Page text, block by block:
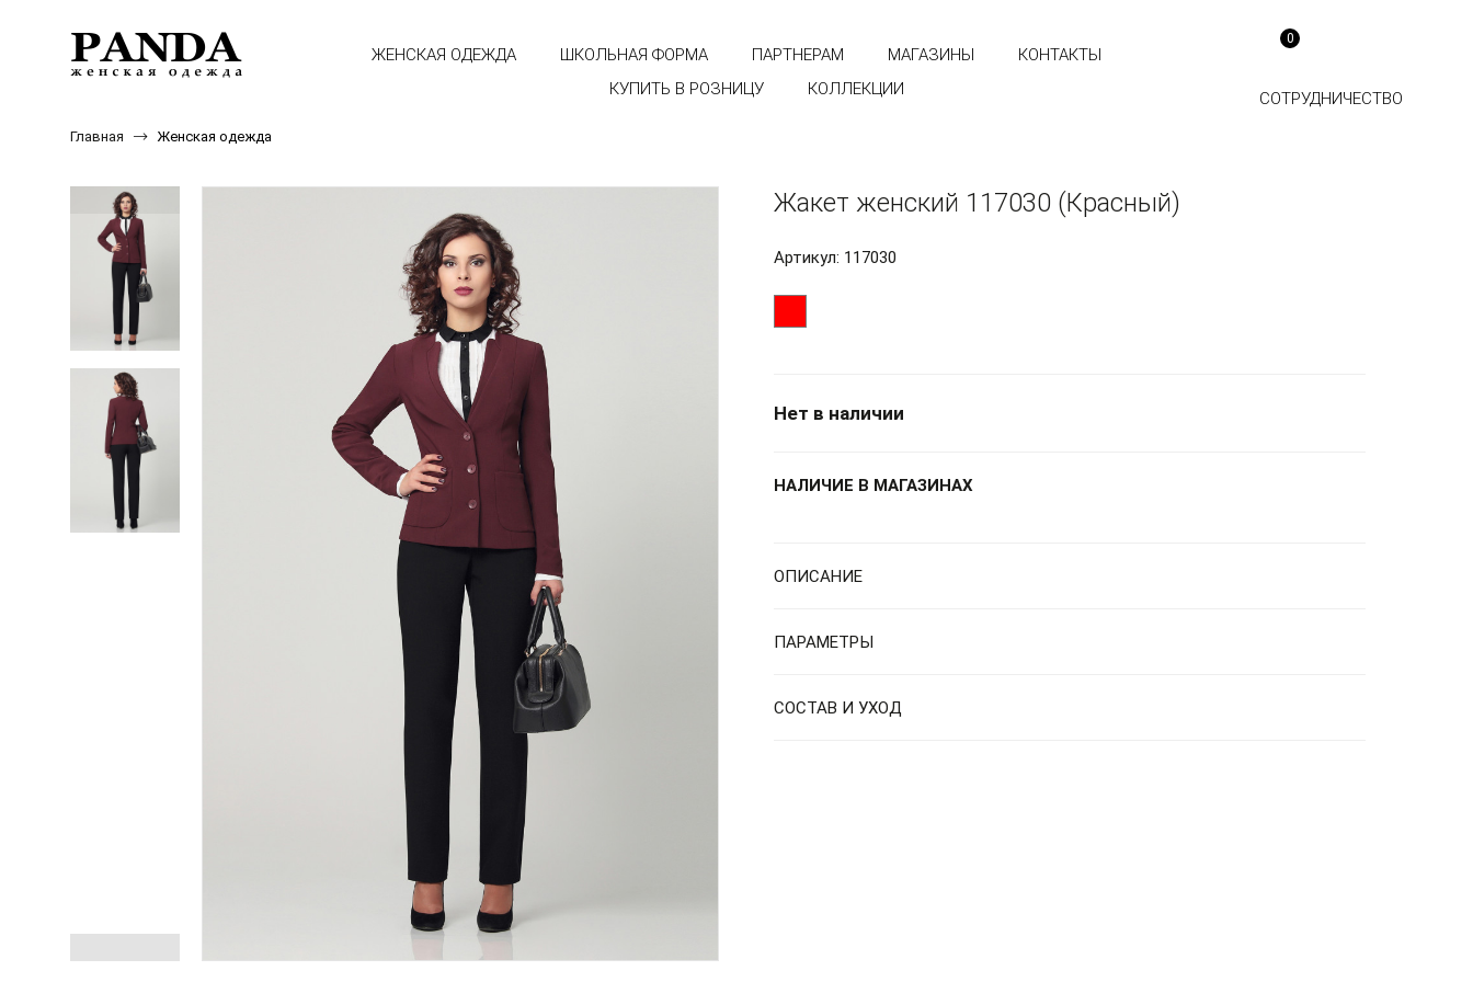
0
СОТРУДНИЧЕСТВО
ЖЕНСКАЯ ОДЕЖДА ШКОЛЬНАЯ ФОРМА ПАРТНЕРАМ МАГАЗИНЫ
КОНТАКТЫ
КУПИТЬ В РОЗНИЦУ
КОЛЛЕКЦИИ
Главная Женская одежда
Жакет женский 117030 (Красный)
Артикул: 117030
Нет в наличии
НАЛИЧИЕ В МАГАЗИНАХ
ОПИСАНИЕ
ПАРАМЕТРЫ
СОСТАВ И УХОД